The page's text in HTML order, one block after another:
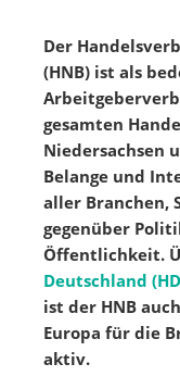
Der
(HNB) ist als
gesamten
Niedersachsen
Belange und
aller Branchen,
gegenüber
Öffentlichkeit.
Deutschland
ist der HNB
Europa für die
aktiv.